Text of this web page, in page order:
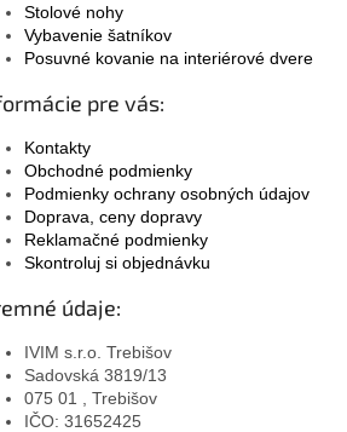
Stolové nohy
Vybavenie šatníkov
Posuvné kovanie na interiérové dvere
pre vás:
Kontakty
Obchodné podmienky
Podmienky ochrany osobných údajov
Doprava, ceny dopravy
Reklamačné podmienky
Skontroluj si objednávku
údaje:
IVIM s.r.o. Trebišov
Sadovská 3819/13
075 01 , Trebišov
IČO: 31652425